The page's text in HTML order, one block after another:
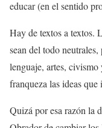
educar (en el sentido
Hay de textos a textos.
sean del todo
lenguaje, artes,
franqueza las ideas que
Quizá por esa razón la